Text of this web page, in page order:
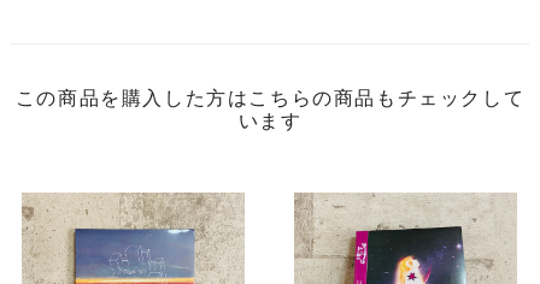
この商品を購入した方はこちらの商品もチェックして
います